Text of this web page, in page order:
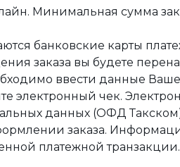
Минимальная сумма
банковские карты
заказа вы будете
ввести данные
электронный чек.
данных (ОФД
заказа.
платежной транзакции.